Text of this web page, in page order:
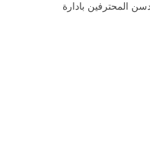
المحترفين بادارة